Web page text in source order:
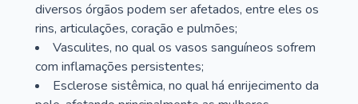
diversos órgãos podem ser afetados, entre eles os
rins, articulações, coração e pulmões;
Vasculites, no qual os vasos sanguíneos sofrem
com inflamações persistentes;
Esclerose sistêmica, no qual há enrijecimento da